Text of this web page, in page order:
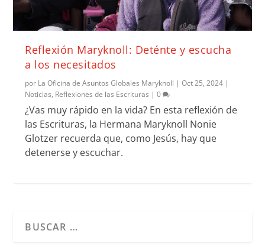
Reflexión Maryknoll: Deténte y escucha
a los necesitados
por La Oficina de Asuntos Globales Maryknoll |Oct 25, 2024 |
Noticias, Reflexiones de las Escrituras |0
¿Vas muy rápido en la vida? En esta reflexión de
las Escrituras, la Hermana Maryknoll Nonie
Glotzer recuerda que, como Jesús, hay que
detenerse y escuchar.